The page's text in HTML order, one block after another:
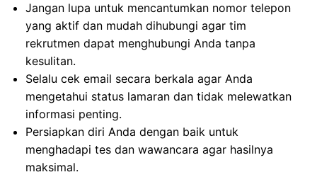
Jangan lupa untuk mencantumkan nomor telepon
yang aktif dan mudah dihubungi agar tim
rekrutmen dapat menghubungi Anda tanpa
kesulitan.
Selalu cek email secara berkala agar Anda
mengetahui status lamaran dan tidak melewatkan
informasi penting.
Persiapkan diri Anda dengan baik untuk
menghadapi tes dan wawancara agar hasilnya
maksimal.